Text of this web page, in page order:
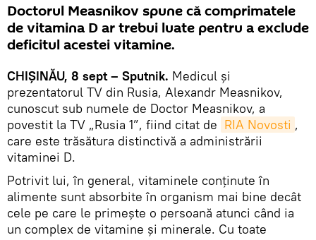
Doctorul Measnikov spune că comprimatele
de vitamina D ar trebui luate pentru a exclude
deficitul acestei vitamine.
CHIȘINĂU, 8 sept – Sputnik. Medicul și
prezentatorul TV din Rusia, Alexandr Measnikov,
cunoscut sub numele de Doctor Measnikov, a
povestit la TV „Rusia 1”, fiind citat de RIA Novosti ,
care este trăsătura distinctivă a administrării
vitaminei D.
Potrivit lui, în general, vitaminele conținute în
alimente sunt absorbite în organism mai bine decât
cele pe care le primește o persoană atunci când ia
un complex de vitamine și minerale. Cu toate